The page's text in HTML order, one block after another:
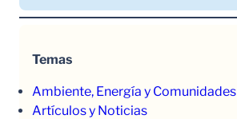
Temas
Ambiente, Energía y Comunidades
Artículos y Noticias